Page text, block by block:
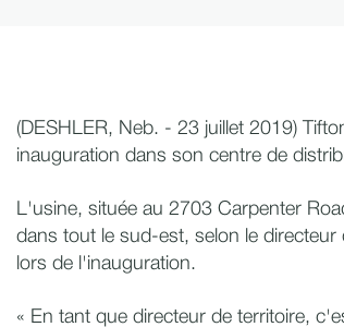
(DESHLER, Neb. - 23 juillet 2019)
inauguration dans son centre de
L'usine, située au 2703 Carpenter
dans tout le sud-est, selon le
lors de l'inauguration.
« En tant que directeur de territoire,